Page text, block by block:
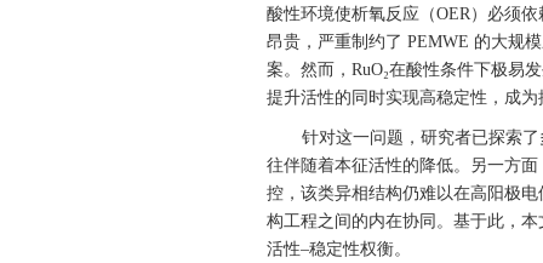
酸性环境使析氧反应（OER ）必须
昂贵，严重制约了 PEMWE 的大规
案。然而， RuO₂在酸性条件下极易
提升活性的同时实现高稳定性，成为
针对这一问题，研究者已探索
往伴随着本征活性的降低。
另一方
控，该类异相结构仍难以在高阳极
构工程之间的内在协同。基于此，
活性–稳定性权衡。